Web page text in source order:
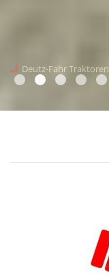
Krone Grünlandgeräte